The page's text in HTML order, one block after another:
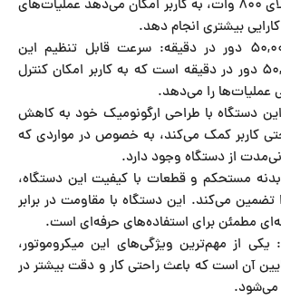
می‌کند که با توان بالای ۸۰۰ وات، به کاربر امکان می‌دهد عملیات‌های
بیشتری انجام دهد.
سرعت متغیر تا ۵۰,۰۰۰ دور در دقیقه: سرعت قابل تنظیم این
دستگاه از ۰ تا ۵۰,۰۰۰ دور در دقیقه است که به کاربر امکان کنترل
عملیات‌ها را می‌دهد.
دستگاه با طراحی ارگونومیک خود به کاهش
کاربر کمک می‌کند، به خصوص در مواردی که
از دستگاه وجود دارد.
مستحکم و قطعات با کیفیت این دستگاه،
تضمین می‌کند. این دستگاه با مقاومت در برابر
مطمئن برای استفاده‌های حرفه‌ای است.
یکی از مهم‌ترین ویژگی‌های این میکروموتور،
آن است که باعث راحتی کار و دقت بیشتر در